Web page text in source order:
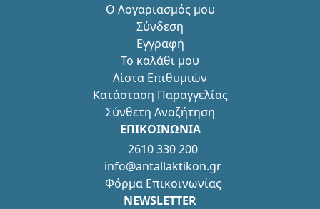
Ο Λογαριασμός μου
Σύνδεση
Εγγραφή
Το καλάθι μου
Λίστα Επιθυμιών
Κατάσταση Παραγγελίας
Σύνθετη Αναζήτηση
ΕΠΙΚΟΙΝΩΝΙΑ
2610 330 200
info@antallaktikon.gr
Φόρμα Επικοινωνίας
NEWSLETTER